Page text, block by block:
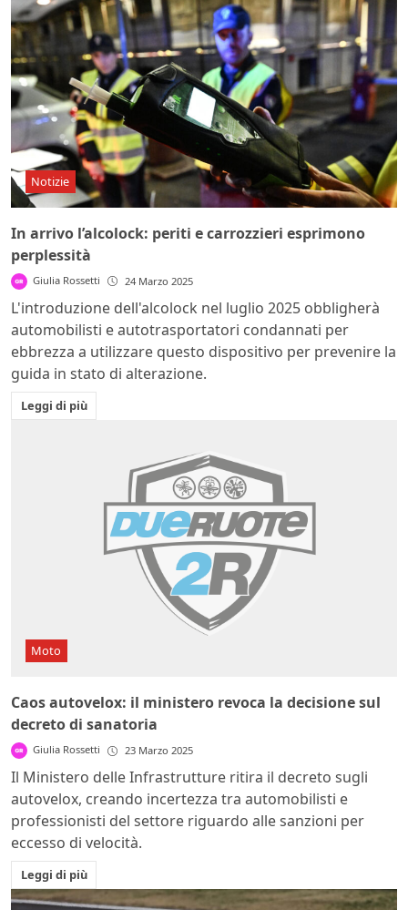
Notizie
In arrivo l’alcolock: periti e carrozzieri esprimono
perplessità
Giulia Rossetti 24 Marzo 2025
L'introduzione dell'alcolock nel luglio 2025 obbligherà
automobilisti e autotrasportatori condannati per
ebbrezza a utilizzare questo dispositivo per prevenire la
guida in stato di alterazione.
Leggi di più
Moto
Caos autovelox: il ministero revoca la decisione sul
decreto di sanatoria
Giulia Rossetti 23 Marzo 2025
Il Ministero delle Infrastrutture ritira il decreto sugli
autovelox, creando incertezza tra automobilisti e
professionisti del settore riguardo alle sanzioni per
eccesso di velocità.
Leggi di più